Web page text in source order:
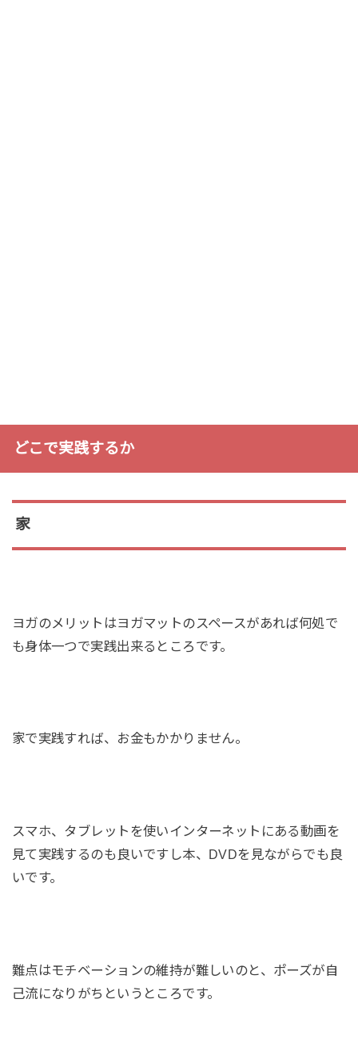
どこで実践するか
家
ヨガのメリットはヨガマットのスペースがあれば何処で
も身体一つで実践出来るところです。
家で実践すれば、お金もかかりません。
スマホ、タブレットを使いインターネットにある動画を
見て実践するのも良いですし本、DVDを見ながらでも良
いです。
難点はモチベーションの維持が難しいのと、ポーズが自
己流になりがちというところです。